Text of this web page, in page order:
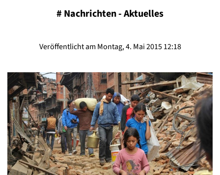
# Nachrichten - Aktuelles
Veröffentlicht am Montag, 4. Mai 2015 12:18